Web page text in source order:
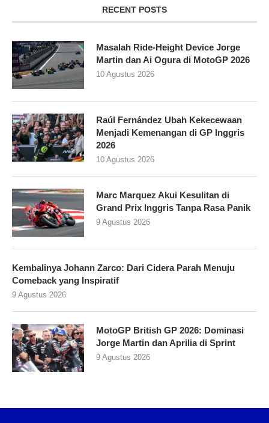
RECENT POSTS
Masalah Ride-Height Device Jorge
Martin dan Ai Ogura di MotoGP 2026
10 Agustus 2026
Raúl Fernández Ubah Kekecewaan
Menjadi Kemenangan di GP Inggris
2026
10 Agustus 2026
Marc Marquez Akui Kesulitan di
Grand Prix Inggris Tanpa Rasa Panik
9 Agustus 2026
Kembalinya Johann Zarco: Dari Cidera Parah Menuju
Comeback yang Inspiratif
9 Agustus 2026
MotoGP British GP 2026: Dominasi
Jorge Martin dan Aprilia di Sprint
9 Agustus 2026